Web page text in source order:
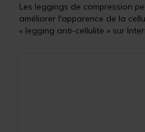
Les leggings de compression
améliorer l'apparence de la
« legging anti-cellulite » sur